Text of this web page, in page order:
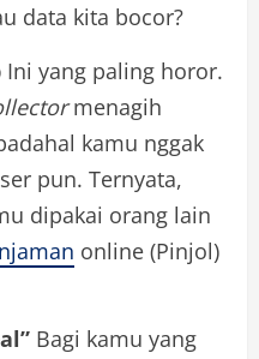
data kita bocor?
Ini yang paling horor.
menagih
kamu nggak
pun. Ternyata,
dipakai orang lain
online (Pinjol)
Bagi kamu yang